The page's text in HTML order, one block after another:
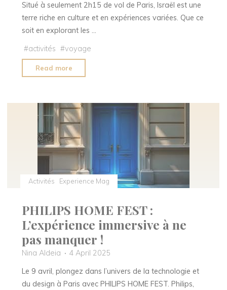
Situé à seulement 2h15 de vol de Paris, Israël est une
terre riche en culture et en expériences variées. Que ce
soit en explorant les …
#activités #voyage
Read more
:
activités
incontournables
à
ne
pas
manquer"
Activités
Experience Mag
PHILIPS HOME FEST :
L’expérience immersive à ne
pas manquer !
Nina Aldeia
4 April 2025
Le 9 avril, plongez dans l’univers de la technologie et
du design à Paris avec PHILIPS HOME FEST. Philips,